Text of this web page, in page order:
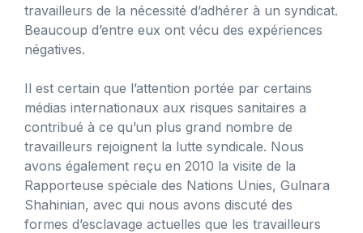
travailleurs de la nécessité d’adhérer à un syndicat.
Beaucoup d’entre eux ont vécu des expériences
négatives.
Il est certain que l’attention portée par certains
médias internationaux aux risques sanitaires a
contribué à ce qu’un plus grand nombre de
travailleurs rejoignent la lutte syndicale. Nous
avons également reçu en 2010 la visite de la
Rapporteuse spéciale des Nations Unies, Gulnara
Shahinian, avec qui nous avons discuté des
formes d’esclavage actuelles que les travailleurs